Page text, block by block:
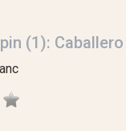
(1):